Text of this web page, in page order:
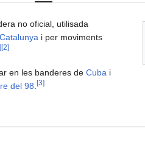
no oficial, utilisada
Catalunya i per moviments
] [2]
en les banderes de Cuba i
del 98 [3]